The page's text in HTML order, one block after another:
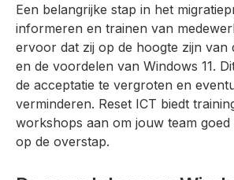
Een belangrijke stap in het
informeren en trainen van
ervoor dat zij op de hoogte zijn van
en de voordelen van Windows 11.
de acceptatie te vergroten en
verminderen. Reset ICT biedt
workshops aan om jouw team
op de overstap.